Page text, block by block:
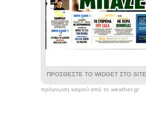
πρόγνωση καιρού από το weather.gr